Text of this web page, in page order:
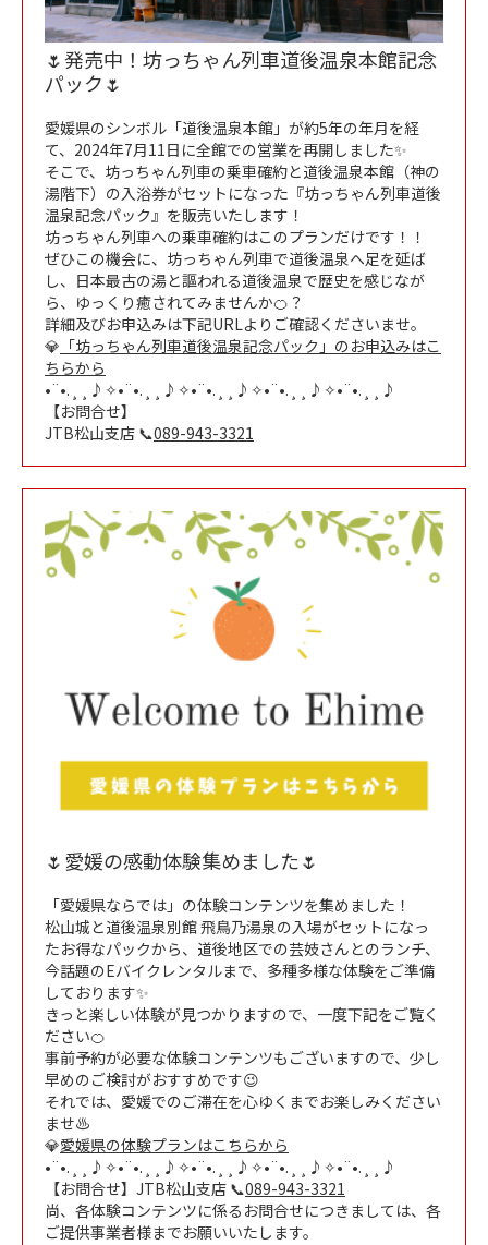
🌷発売中！坊っちゃん列車道後温泉本館記念
パック🌷
愛媛県のシンボル「道後温泉本館」が約5年の年月を経
て、2024年7月11日に全館での営業を再開しました✨
そこで、坊っちゃん列車の乗車確約と道後温泉本館（神の
湯階下）の入浴券がセットになった『坊っちゃん列車道後
温泉記念パック』を販売いたします！
坊っちゃん列車への乗車確約はこのプランだけです！！
ぜひこの機会に、坊っちゃん列車で道後温泉へ足を延ば
し、日本最古の湯と謳われる道後温泉で歴史を感じなが
ら、ゆっくり癒されてみませんか🍊？
詳細及びお申込みは下記URLよりご確認くださいませ。
💎 「坊っちゃん列車道後温泉記念パック」のお申込みはこ
ちらから
•¨•.¸¸♪✧•¨•.¸¸♪✧•¨•.¸¸♪✧•¨•.¸¸♪✧•¨•.¸¸♪
【お問合せ】
JTB松山支店 📞089-943-3321
🌷愛媛の感動体験集めました🌷
「愛媛県ならでは」の体験コンテンツを集めました！
松山城と道後温泉別館 飛鳥乃湯泉の入場がセットになっ
たお得なパックから、道後地区での芸妓さんとのランチ、
今話題のEバイクレンタルまで、多種多様な体験をご準備
しております✨
きっと楽しい体験が見つかりますので、一度下記をご覧く
ださい🍊
事前予約が必要な体験コンテンツもございますので、少し
早めのご検討がおすすめです😉
それでは、愛媛でのご滞在を心ゆくまでお楽しみください
ませ♨
💎愛媛県の体験プランはこちらから
•¨•.¸¸♪✧•¨•.¸¸♪✧•¨•.¸¸♪✧•¨•.¸¸♪✧•¨•.¸¸♪
【お問合せ】JTB松山支店 📞089-943-3321
尚、各体験コンテンツに係るお問合せにつきましては、各
ご提供事業者様までお願いいたします。